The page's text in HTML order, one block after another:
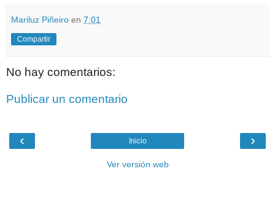
Mariluz Piñeiro en 7:01
Compartir
No hay comentarios:
Publicar un comentario
‹ ›
Inicio
Ver versión web